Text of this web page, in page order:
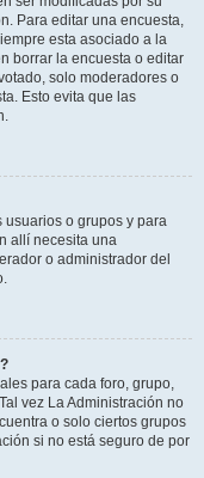
Para editar una encuesta,
esta asociado a la
borrar la encuesta o editar
solo moderadores o
Esto evita que las
usuarios o grupos y para
allí necesita una
o administrador del
para cada foro, grupo,
vez La Administración no
o solo ciertos grupos
si no está seguro de por